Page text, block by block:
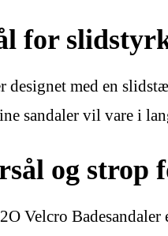
for
designet med en
sandaler vil vare i
og strop
Velcro